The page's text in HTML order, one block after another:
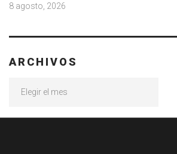
8 agosto, 2026
ARCHIVOS